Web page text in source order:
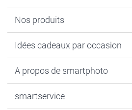
Nos produits
Cadeaux photo
Tirage photo & agrandissement
MyNameBook
Idées cadeaux par occasion
Anniversaire
Fin d'études
A propos de smartphoto
Durabilité
smartservice